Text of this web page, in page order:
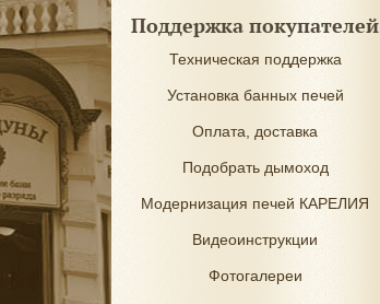
Поддержка покупателей
Техническая поддержка
Установка банных печей
Оплата, доставка
Подобрать дымоход
Модернизация печей КАРЕЛИЯ
Видеоинструкции
Фотогалереи